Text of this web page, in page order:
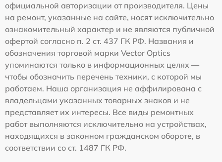
официальной авторизации от производителя. Цены
на ремонт, указанные на сайте, носят исключительно
ознакомительный характер и не являются публичной
офертой согласно п. 2 ст. 437 ГК РФ. Названия и
обозначения торговой марки Vector Optics
упоминаются только в информационных целях —
чтобы обозначить перечень техники, с которой мы
работаем. Наша организация не аффилирована с
владельцами указанных товарных знаков и не
представляет их интересы. Все виды ремонтных
работ выполняются исключительно на устройствах,
находящихся в законном гражданском обороте, в
соответствии со ст. 1487 ГК РФ.